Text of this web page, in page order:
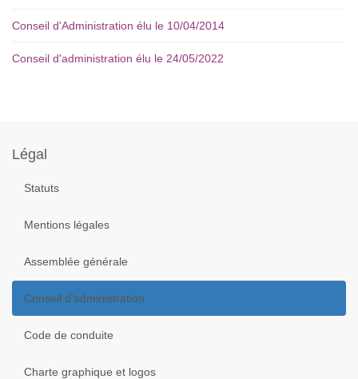
Conseil d'Administration élu le 10/04/2014
Conseil d'administration élu le 24/05/2022
Légal
Statuts
Mentions légales
Assemblée générale
Conseil d'administration
Code de conduite
Charte graphique et logos
précédenteprécédent